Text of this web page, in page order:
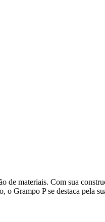
materiais. Com sua
Grampo P se destaca pela